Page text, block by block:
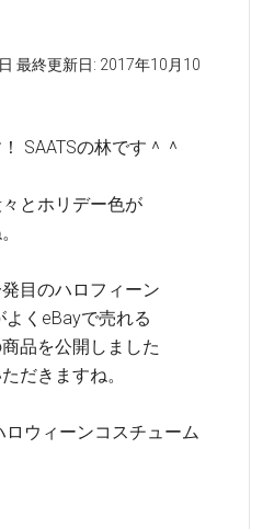
最終更新日: 2017年10月10
SAATSの林です＾＾
とホリデー色が
目のハロフィーン
くeBayで売れる
品を公開しました
だきますね。
ウィーンコスチューム